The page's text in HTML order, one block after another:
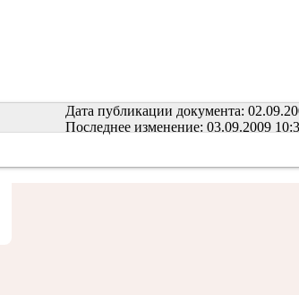
Дата публикации документа:
Последнее изменение: 03.09.2009